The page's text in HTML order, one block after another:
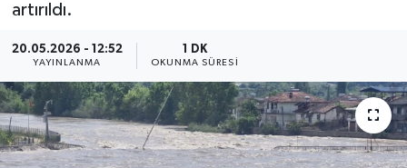
artırıldı.
20.05.2026 - 12:52
YAYINLANMA
1 DK
OKUNMA SÜRESI
Cide Haberleri
Daday Haberleri